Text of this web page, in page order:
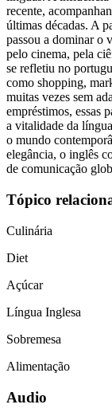
recente,
últimas décadas. A
passou a dominar o
pelo cinema, pela
se refletiu no
como shopping,
muitas vezes sem
empréstimos, essas
a vitalidade da
o mundo
elegância, o inglês
de comunicação
Tópico
Culinária
Diet
Açúcar
Língua Inglesa
Sobremesa
Alimentação
Audio